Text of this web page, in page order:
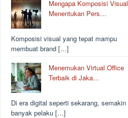
Mengapa Komposisi Visual
Menentukan Pers…
Komposisi visual yang tepat mampu
membuat brand […]
Menemukan Virtual Office
Terbaik di Jaka…
Di era digital seperti sekarang, semakin
banyak pelaku […]